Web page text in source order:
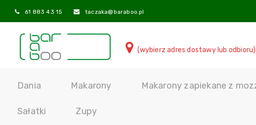
61 883 43 15 taczaka@baraboo.pl
(wybierz adres dostawy lub odbioru)
Dania Makarony Makarony zapiekane z
Sałatki Zupy